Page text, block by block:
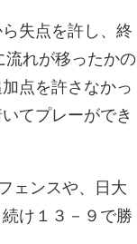
失点を許し、終
流れが移ったかの
点を許さなかっ
てプレーができ
ェンスや、日大
け１３－９で勝